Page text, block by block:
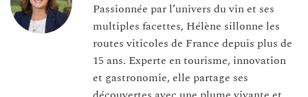
Passionnée par l’univers du vin et ses
multiples facettes, Hélène sillonne les
routes viticoles de France depuis plus de
15 ans. Experte en tourisme, innovation
et gastronomie, elle partage ses